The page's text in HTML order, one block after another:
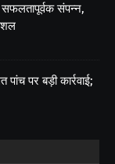
संपन्न,
पांच पर बड़ी कार्रवाई;